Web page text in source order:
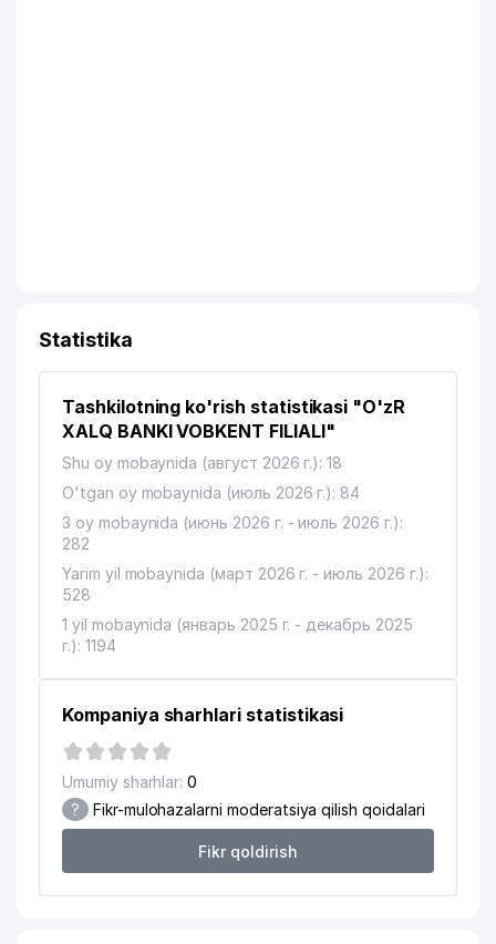
Statistika
Tashkilotning ko'rish statistikasi "O'zR
XALQ BANKI VOBKENT FILIALI"
Shu oy mobaynida (август 2026 г.): 18
O'tgan oy mobaynida (июль 2026 г.): 84
3 oy mobaynida (июнь 2026 г. - июль 2026 г.):
282
Yarim yil mobaynida (март 2026 г. - июль 2026 г.):
528
1 yil mobaynida (январь 2025 г. - декабрь 2025
г.): 1194
Kompaniya sharhlari statistikasi
Umumiy sharhlar: 0
? Fikr-mulohazalarni moderatsiya qilish qoidalari
Fikr qoldirish